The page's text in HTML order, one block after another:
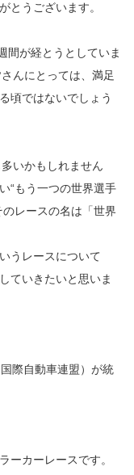
とうございます。
間が経とうとしていま
んにとっては、満足
頃ではないでしょう
いかもしれません
“もう一つの世界選手
レースの名は「世界
うレースについて
ていきたいと思いま
際自動車連盟）が統
ーカーレースです。